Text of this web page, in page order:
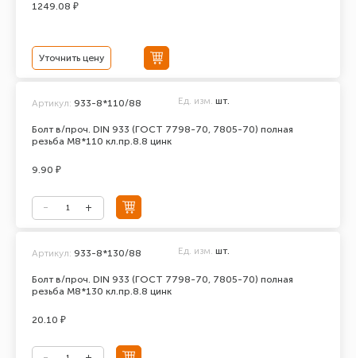
1249.08 ₽
Уточнить цену
Болт в/проч. DIN 933 (ГОСТ 7798-70, 7805-70) полная
резьба М8*110 кл.пр.8.8 цинк
Артикул: 933-8*110/88 Ед. изм. шт.
9.90 ₽
Болт в/проч. DIN 933 (ГОСТ 7798-70, 7805-70) полная
резьба М8*130 кл.пр.8.8 цинк
Артикул: 933-8*130/88 Ед. изм. шт.
20.10 ₽